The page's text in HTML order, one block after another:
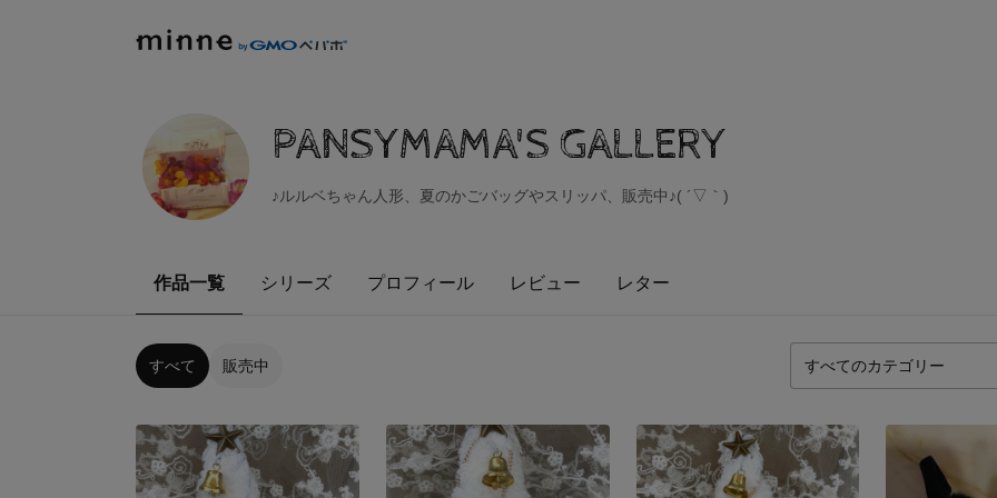
PANSYMAMA'S GALLERY
♪ルルベちゃん人形、夏のかごバッグやスリッパ、販売中♪( ´▽｀)
作品一覧 シリーズ プロフィール レビュー レター
すべて 販売中